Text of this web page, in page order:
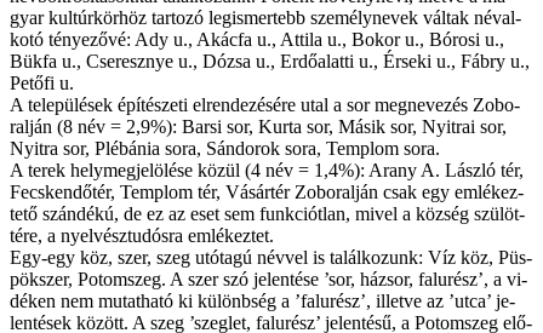
gyar kul­túr­kör­höz tar­to­zó leg­is­mer­tebb sze­mély­ne­vek vál­tak név­al­
ko­tó té­nye­ző­vé: Ady u., Akác­fa u., At­ti­la u., Bo­kor u., Bórosi u.,
Bükfa u., Cse­resz­nye u., Dó­zsa u., Er­dő­alat­ti u., Ér­se­ki u., Fábry u.,
Pe­tő­fi u.
A te­le­pü­lé­sek épí­té­sze­ti el­ren­de­zé­sé­re utal a sor meg­ne­ve­zés Zob­o­
ralján (8 név = 2,9%): Barsi sor, Kur­ta sor, Má­sik sor, Nyi­trai sor,
Nyi­tra sor, Plé­bá­nia so­ra, Sán­do­rok so­ra, Temp­lom so­ra.
A te­rek hely­meg­je­lö­lé­se kö­zül (4 név = 1,4%): Arany A. Lász­ló tér,
Fecs­ken­dő­tér, Temp­lom tér, Vá­sár­tér Zob­o­ralján csak egy em­lé­kez­
te­tő szán­dé­kú, de ez az eset sem funkciót­lan, mi­vel a köz­ség szü­löt­
té­re, a nyel­vész­tu­dós­ra em­lé­kez­tet.
Egy-­e­gy köz, szer, szeg utó­ta­gú név­vel is ta­lál­ko­zunk: Víz köz, Püs­
pök­szer, Po­tom­szeg. A szer szó je­len­té­se ’sor, ház­sor, fa­lu­rész’, a vi­
dé­ken nem mu­tat­ha­tó ki kü­lönb­ség a ’falurész’, il­let­ve az ’ut­ca’ je­
len­té­sek kö­zött. A szeg ’sze­glet, fa­lu­rész’ je­len­té­sű, a Po­tom­szeg elő­